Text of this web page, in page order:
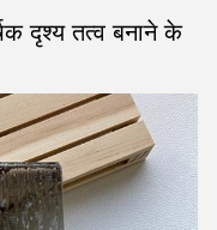
दृश्य तत्व बनाने के